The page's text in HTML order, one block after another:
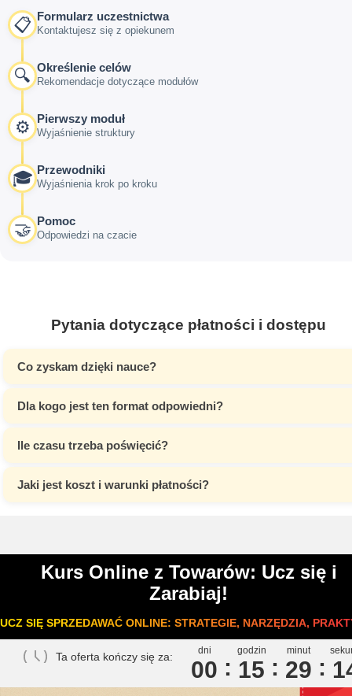
📋 Formularz uczestnictwa
Kontaktujesz się z opiekunem
🔍 Określenie celów
Rekomendacje dotyczące modułów
⚙️ Pierwszy moduł
Wyjaśnienie struktury
🎓 Przewodniki
Wyjaśnienia krok po kroku
🤝 Pomoc
Odpowiedzi na czacie
Pytania dotyczące płatności i dostępu
Co zyskam dzięki nauce?
Dla kogo jest ten format odpowiedni?
Ile czasu trzeba poświęcić?
Jaki jest koszt i warunki płatności?
Kurs Online z Towarów: Ucz się i
Zarabiaj!
UCZ SIĘ SPRZEDAWAĆ ONLINE: STRATEGIE, NARZĘDZIA,
Ta oferta kończy się za: dni
00
godzin
15
minut
29 1